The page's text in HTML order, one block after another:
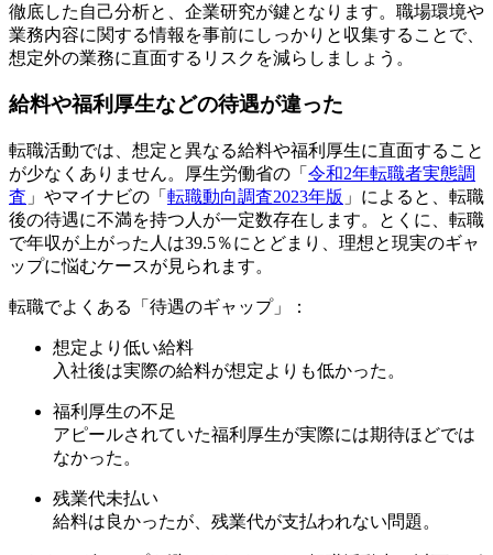
徹底した自己分析と、企業研究が鍵となります。職場環境や
業務内容に関する情報を事前にしっかりと収集することで、
想定外の業務に直面するリスクを減らしましょう。
給料や福利厚生などの待遇が違った
転職活動では、想定と異なる給料や福利厚生に直面すること
が少なくありません。厚生労働省の「 令和2年転職者実態調
査 」やマイナビの「 転職動向調査2023年版 」によると、転職
後の待遇に不満を持つ人が一定数存在します。とくに、転職
で年収が上がった人は39.5％にとどまり、理想と現実のギャ
ップに悩むケースが見られます。
転職でよくある「待遇のギャップ」：
想定より低い給料
入社後は実際の給料が想定よりも低かった。
福利厚生の不足
アピールされていた福利厚生が実際には期待ほどでは
なかった。
残業代未払い
給料は良かったが、残業代が支払われない問題。